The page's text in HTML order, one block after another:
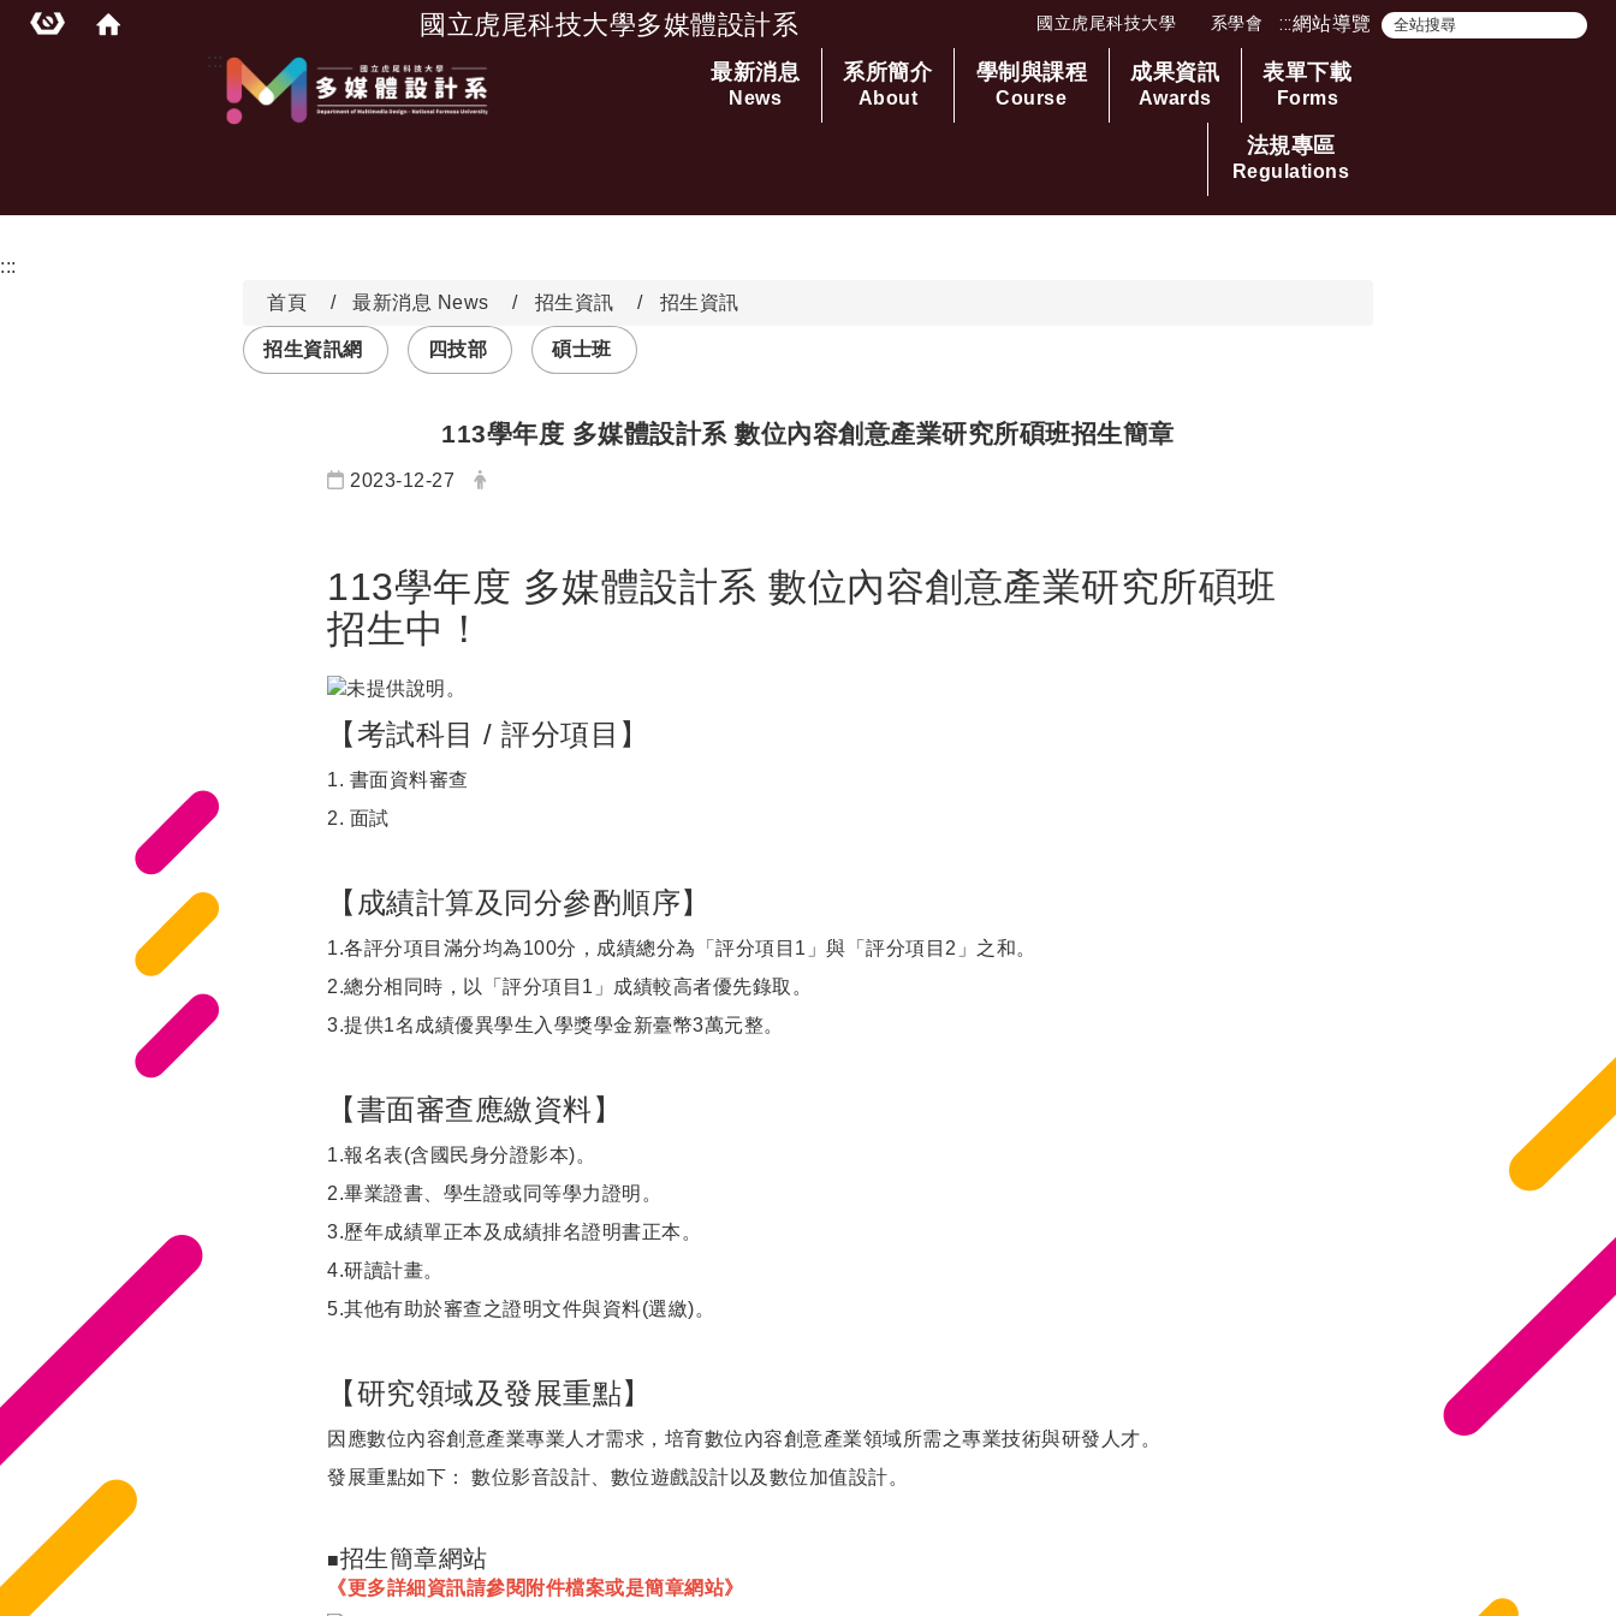
國立虎尾科技大學多媒體設計系 國立虎尾科技大學 系學會 :::網站導覽
跳到主要內容
::: 最新消息
News
系所簡介
About
學制與課程
Course
成果資訊
Awards
表單下載
Forms
法規專區
Regulations
:::
首頁
最新消息 News 招生資訊 招生資訊
招生資訊網 四技部 碩士班
113學年度 多媒體設計系 數位內容創意產業研究所碩班招生簡章
日期：
2023-12-27 發布者：
113學年度 多媒體設計系 數位內容創意產業研究所碩班
招生中！
【考試科目 / 評分項目】
1. 書面資料審查
2. 面試
【成績計算及同分參酌順序】
1.各評分項目滿分均為100分，成績總分為「評分項目1」與「評分項目2」之和。
2.總分相同時，以「評分項目1」成績較高者優先錄取。
3.提供1名成績優異學生入學獎學金新臺幣3萬元整。
【書面審查應繳資料】
1.報名表(含國民身分證影本)。
2.畢業證書、學生證或同等學力證明。
3.歷年成績單正本及成績排名證明書正本。
4.研讀計畫。
5.其他有助於審查之證明文件與資料(選繳)。
【研究領域及發展重點】
因應數位內容創意產業專業人才需求，培育數位內容創意產業領域所需之專業技術與研發人才。
發展重點如下： 數位影音設計、數位遊戲設計以及數位加值設計。
■招生簡章網站
《更多詳細資訊請參閱附件檔案或是簡章網站》